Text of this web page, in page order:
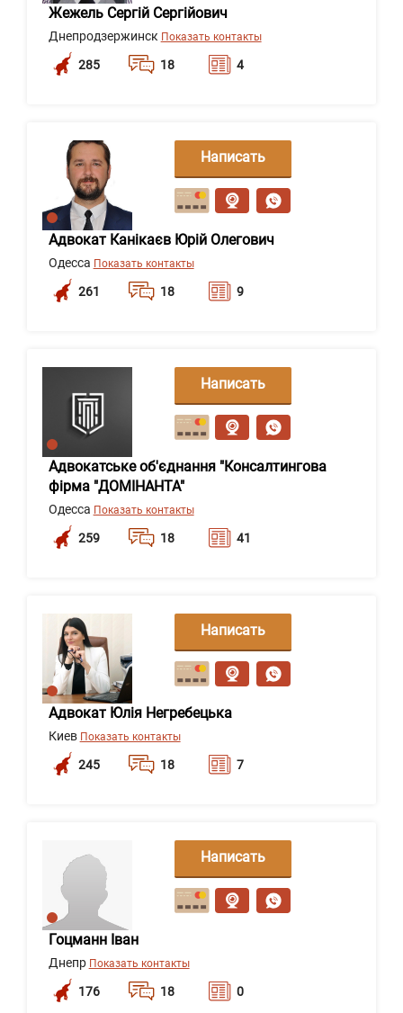
Жежель Сергій Сергійович
Днепродзержинск Показать контакты
285 18 4
Адвокат Канікаєв Юрій Олегович
Одесса Показать контакты
261 18 9
Написать
сообщение
Адвокатське об'єднання "Консалтингова
фірма "ДОМІНАНТА"
Одесса Показать контакты
259 18 41
Написать
сообщение
Адвокат Юлія Негребецька
Киев Показать контакты
245 18 7
Написать
сообщение
Гоцманн Іван
Днепр Показать контакты
176 18 0
Написать
сообщение